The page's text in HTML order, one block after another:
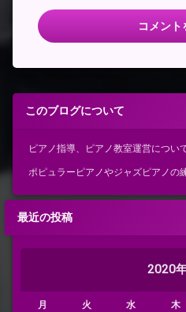
このブログについて
ピアノ指導、ピアノ教室運営につい
ポピュラーピアノやジャズピアノの
最近の投稿
2020
月 火 水 木